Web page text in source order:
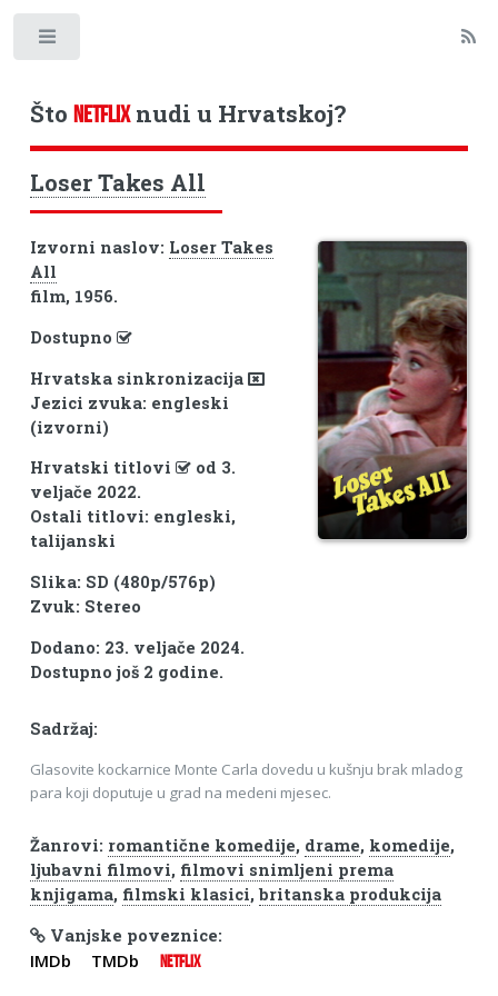
Što NETFLIXnudi u Hrvatskoj?
Loser Takes All
Izvorni naslov: Loser Takes
All
film, 1956.
Dostupno
Hrvatska sinkronizacija
Jezici zvuka: engleski
(izvorni)
Hrvatski titlovi
od 3.
veljače 2022.
Ostali titlovi: engleski,
talijanski
Slika: SD (480p/576p)
Zvuk: Stereo
Dodano: 23. veljače 2024.
Dostupno još 2 godine.
Sadržaj:
Glasovite kockarnice Monte Carla dovedu u kušnju brak mladog
para koji doputuje u grad na medeni mjesec.
Žanrovi: romantične komedije, drame, komedije,
ljubavni filmovi, filmovi snimljeni prema
knjigama, filmski klasici, britanska produkcija
Vanjske poveznice:
IMDb TMDb NETFLIX